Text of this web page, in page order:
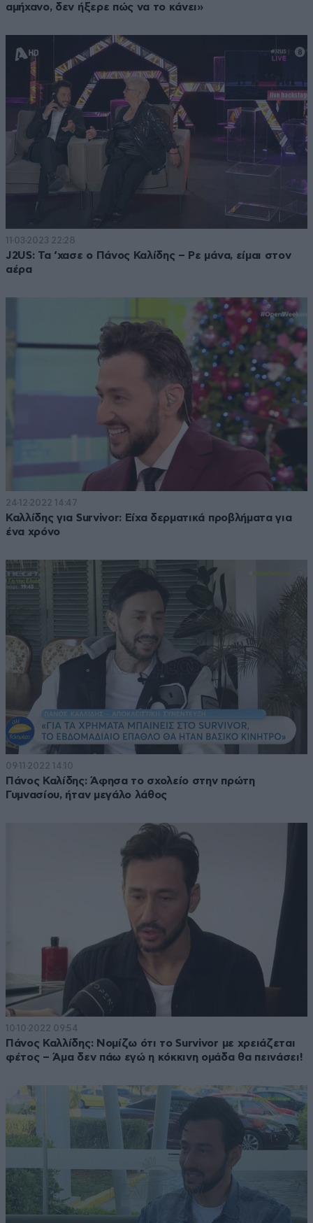
αμήχανο, δεν ήξερε πώς να το κάνει»
11·03·2023 22:28
J2US: Τα ‘χασε ο Πάνος Καλίδης – Ρε μάνα, είμαι στον
αέρα
24·12·2022 14:47
Καλλίδης για Survivor: Είχα δερματικά προβλήματα για
ένα χρόνο
09·11·2022 14:10
Πάνος Καλίδης: Άφησα το σχολείο στην πρώτη
Γυμνασίου, ήταν μεγάλο λάθος
10·10·2022 09:54
Πάνος Καλλίδης: Νομίζω ότι το Survivor με χρειάζεται
φέτος – Άμα δεν πάω εγώ η κόκκινη ομάδα θα πεινάσει!